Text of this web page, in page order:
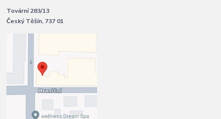
Tovární 283/13
Český Těšín, 737 01